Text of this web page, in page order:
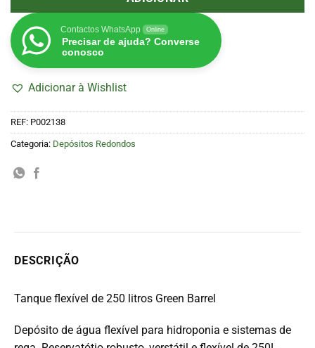
Contactos WhatsApp Online
Precisar de ajuda? Converse
conosco
Adicionar à Wishlist
REF: P002138
Categoria: Depósitos Redondos
DESCRIÇÃO
Tanque flexível de 250 litros Green Barrel
Depósito de água flexível para hidroponia e sistemas de